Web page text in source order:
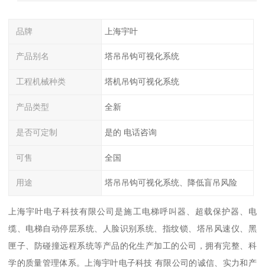
品牌 上海宇叶
产品别名 塔吊吊钩可视化系统
工程机械种类 塔机吊钩可视化系统
产品类型 全新
是否可定制 是的 电话咨询
可售 全国
用途 塔吊吊钩可视化系统、降低盲吊风险
上海宇叶电子科技有限公司是施工电梯呼叫器、超载保护器、电
缆、电梯自动停层系统、人脸识别系统、指纹锁、塔吊风速仪、黑
匣子、防碰撞远程系统等产品的化生产加工的公司，拥有完整、科
学的质量管理体系。上海宇叶电子科技 有限公司的诚信、实力和产